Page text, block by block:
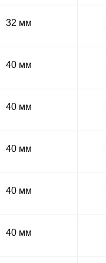
32 мм
40 мм
40 мм
40 мм
40 мм
40 мм